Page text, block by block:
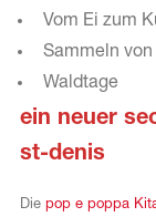
Vom Ei zum
Sammeln
Waldtage
ein neuer
st-denis
Die pop e poppa